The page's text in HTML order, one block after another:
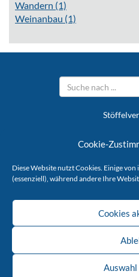
Cookie-
Diese Website nutzt Cookies. Einige
(essenziell), während andere Ihre
Cookies
Wandern (1)
Weinanbau (1)
KONTAKT IMPRESSUM
Copyright ©